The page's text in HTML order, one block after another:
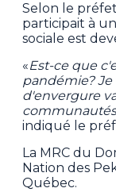
Selon le
participait à
sociale est
«Est-ce que
pandémie? Je
d'envergure
communautés
indiqué le
La MRC du
Nation des
Québec.